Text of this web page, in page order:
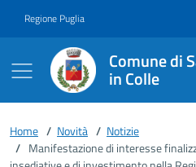
Regione Puglia
Comune di
in Colle
Home / Novità / Notizie
/ Manifestazione di interesse